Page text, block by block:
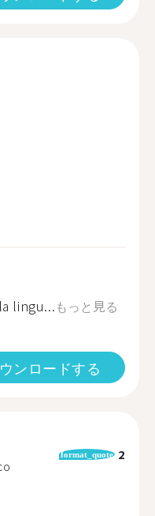
lingu...もっと見る
ンロードする
format_quote 2